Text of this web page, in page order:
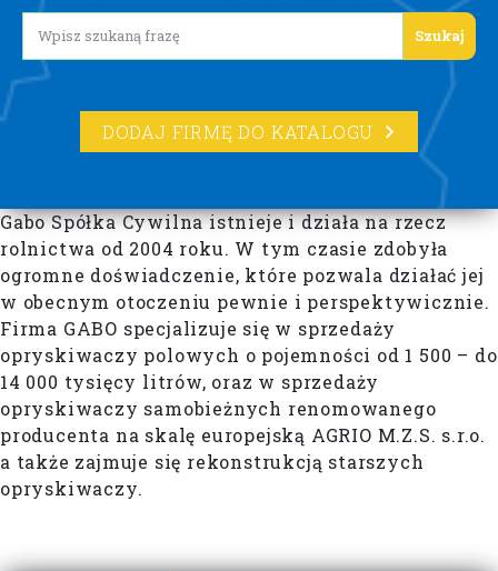
Lorem ipsum
DODAJ FIRMĘ DO KATALOGU
Gabo Spółka Cywilna istnieje i działa na rzecz
rolnictwa od 2004 roku. W tym czasie zdobyła
ogromne doświadczenie, które pozwala działać jej
w obecnym otoczeniu pewnie i perspektywicznie.
Firma GABO specjalizuje się w sprzedaży
opryskiwaczy polowych o pojemności od 1 500 – do
14 000 tysięcy litrów, oraz w sprzedaży
opryskiwaczy samobieżnych renomowanego
producenta na skalę europejską AGRIO M.Z.S. s.r.o.
a także zajmuje się rekonstrukcją starszych
opryskiwaczy.